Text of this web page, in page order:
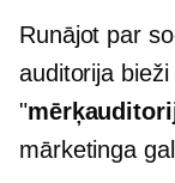
Runājot par
auditorija
"
mārketinga